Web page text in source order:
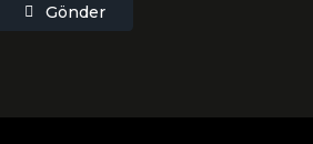
Gönder